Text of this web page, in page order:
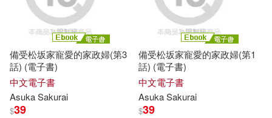
備受松坂家寵愛的家政婦(第3
話) (電子書)
中文電子書
AsukaSakurai
$39
備受松坂家寵愛的家政婦(第1
話) (電子書)
中文電子書
AsukaSakurai
$39